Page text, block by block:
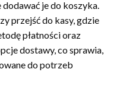
je do koszyka.
przejść do kasy, gdzie
płatności oraz
dostawy, co sprawia,
do potrzeb